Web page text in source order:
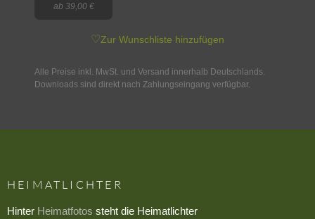
ab 39,00 €
♡Zur Wunschliste hinzufügen
Alle Preise inkl. MwSt. und Versand innerhalb Deutschlands.
Downloads sind direkt nach Zahlungseingang verfügbar.
HEIMATLICHTER
Hinter Heimatfotos steht die Heimatlichter